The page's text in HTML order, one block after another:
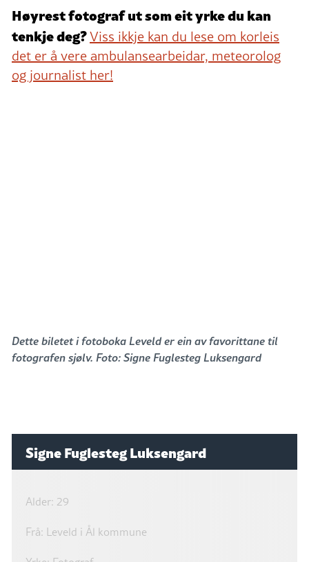
Høyrest fotograf ut som eit yrke du kan
tenkje deg?Viss ikkje kan du lese om korleis
det er å vere ambulansearbeidar, meteorolog
og journalist her!
Dette biletet i fotobokaLevelder ein av favorittane til
fotografen sjølv. Foto: Signe Fuglesteg Luksengard
Signe Fuglesteg Luksengard
Alder: 29
Frå: Leveld i Ål kommune